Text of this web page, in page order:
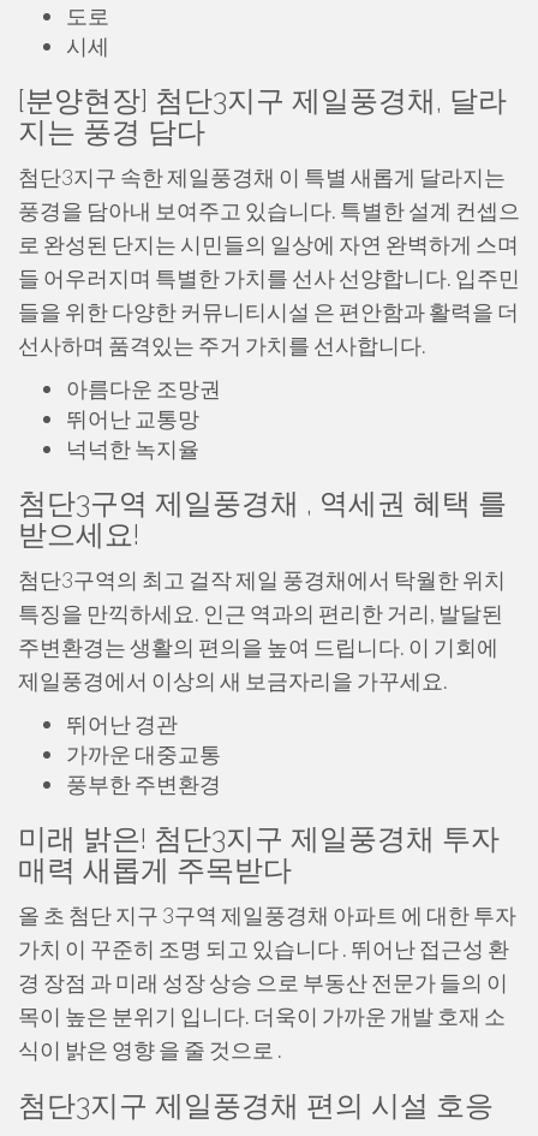
도로
시세
[분양현장] 첨단3지구 제일풍경채, 달라
지는 풍경 담다
첨단3지구 속한 제일풍경채 이 특별 새롭게 달라지는
풍경을 담아내 보여주고 있습니다. 특별한 설계 컨셉으
로 완성된 단지는 시민들의 일상에 자연 완벽하게 스며
들 어우러지며 특별한 가치를 선사 선양합니다. 입주민
들을 위한 다양한 커뮤니티시설 은 편안함과 활력을 더
선사하며 품격있는 주거 가치를 선사합니다.
아름다운 조망권
뛰어난 교통망
넉넉한 녹지율
첨단3구역 제일풍경채 , 역세권 혜택 를
받으세요!
첨단3구역의 최고 걸작 제일 풍경채에서 탁월한 위치
특징을 만끽하세요. 인근 역과의 편리한 거리, 발달된
주변환경는 생활의 편의을 높여 드립니다. 이 기회에
제일풍경에서 이상의 새 보금자리을 가꾸세요.
뛰어난 경관
가까운 대중교통
풍부한 주변환경
미래 밝은! 첨단3지구 제일풍경채 투자
매력 새롭게 주목받다
올 초 첨단 지구 3구역 제일풍경채 아파트 에 대한 투자
가치 이 꾸준히 조명 되고 있습니다 . 뛰어난 접근성 환
경 장점 과 미래 성장 상승 으로 부동산 전문가 들의 이
목이 높은 분위기 입니다. 더욱이 가까운 개발 호재 소
식이 밝은 영향 을 줄 것으로 .
첨단3지구 제일풍경채 편의 시설 호응